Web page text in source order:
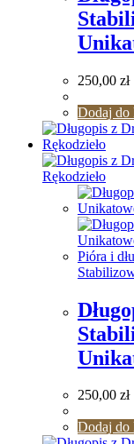
250,00 zł
Dodaj do
Pióra i
250,00 zł
Dodaj do